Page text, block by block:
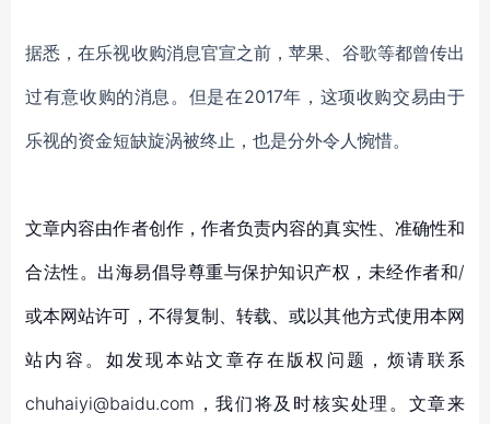
据悉，在乐视收购消息官宣之前，苹果、谷歌等都曾传出
过有意收购的消息。但是在2017年，这项收购交易由于
乐视的资金短缺旋涡被终止，也是分外令人惋惜。
文章内容由作者创作，作者负责内容的真实性、准确性和
合法性。出海易倡导尊重与保护知识产权，未经作者和/
或本网站许可，不得复制、转载、或以其他方式使用本网
站内容。如发现本站文章存在版权问题，烦请联系
chuhaiyi@baidu.com，我们将及时核实处理。文章来